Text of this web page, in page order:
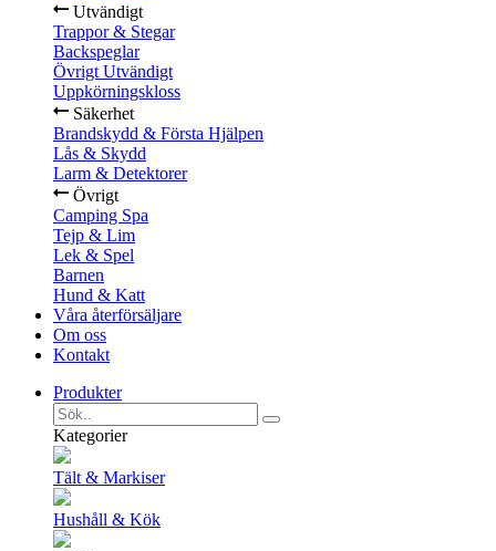
Utvändigt
Trappor & Stegar
Backspeglar
Övrigt Utvändigt
Uppkörningskloss
Säkerhet
Brandskydd & Första Hjälpen
Lås & Skydd
Larm & Detektorer
Övrigt
Camping Spa
Tejp & Lim
Lek & Spel
Barnen
Hund & Katt
Våra återförsäljare
Om oss
Kontakt
Produkter
Kategorier
Tält & Markiser
Hushåll & Kök